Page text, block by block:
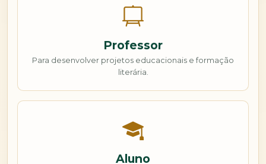
Professor
Para desenvolver projetos educacionais e formação
literária.
Aluno